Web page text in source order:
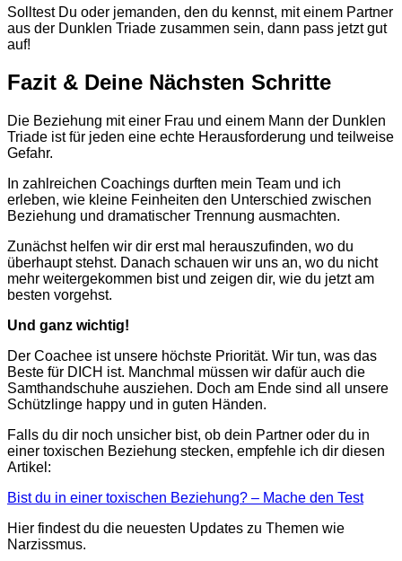
Solltest Du oder jemanden, den du kennst, mit einem Partner
aus der Dunklen Triade zusammen sein, dann pass jetzt gut
auf!
Fazit & Deine Nächsten Schritte
Die Beziehung mit einer Frau und einem Mann der Dunklen
Triade ist für jeden eine echte Herausforderung und teilweise
Gefahr.
In zahlreichen Coachings durften mein Team und ich
erleben, wie kleine Feinheiten den Unterschied zwischen
Beziehung und dramatischer Trennung ausmachten.
Zunächst helfen wir dir erst mal herauszufinden, wo du
überhaupt stehst. Danach schauen wir uns an, wo du nicht
mehr weitergekommen bist und zeigen dir, wie du jetzt am
besten vorgehst.
Und ganz wichtig!
Der Coachee ist unsere höchste Priorität. Wir tun, was das
Beste für DICH ist. Manchmal müssen wir dafür auch die
Samthandschuhe ausziehen. Doch am Ende sind all unsere
Schützlinge happy und in guten Händen.
Falls du dir noch unsicher bist, ob dein Partner oder du in
einer toxischen Beziehung stecken, empfehle ich dir diesen
Artikel:
Bist du in einer toxischen Beziehung? – Mache den Test
Hier findest du die neuesten Updates zu Themen wie
Narzissmus.